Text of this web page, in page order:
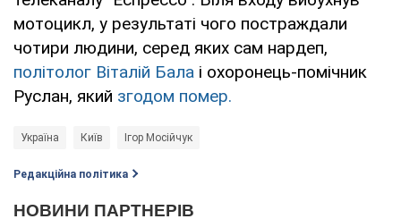
мотоцикл, у результаті чого постраждали
чотири людини, серед яких сам нардеп,
політолог Віталій Бала і охоронець-помічник
Руслан, який згодом помер.
Україна Київ Ігор Мосійчук
Редакційна політика